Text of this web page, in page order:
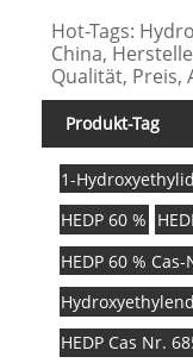
Hot-Tags:
China,
Qualität, Preis,
Produkt-Tag
1-
HEDP 60 %
HEDP 60 %
HEDP Cas Nr.